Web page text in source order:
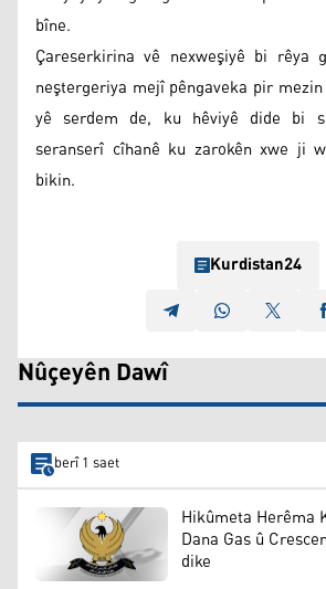
bîne.
Çareserkirina vê nexweşiyê bi rêya
neştergeriya mejî pêngaveka pir
yê serdem de, ku hêviyê dide bi
seranserî cîhanê ku zarokên xwe ji
bikin.
Kurdistan24
Nûçeyên Dawî
berî 1 saet
Hikûmeta Herêma
Dana Gas û
dike